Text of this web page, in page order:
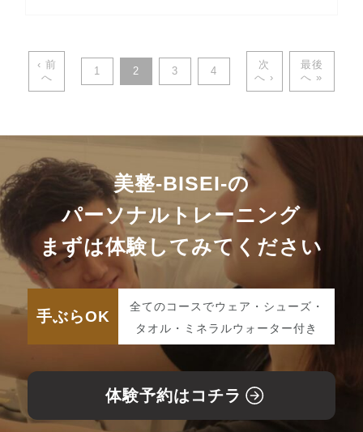
‹ 前
へ
1 2 3 4
次
へ ›
最後
へ »
美整-BISEI-の
パーソナルトレーニング
まずは体験してみてください
手ぶらOK
全てのコースでウェア・シューズ・
タオル・ミネラルウォーター付き
体験予約はコチラ